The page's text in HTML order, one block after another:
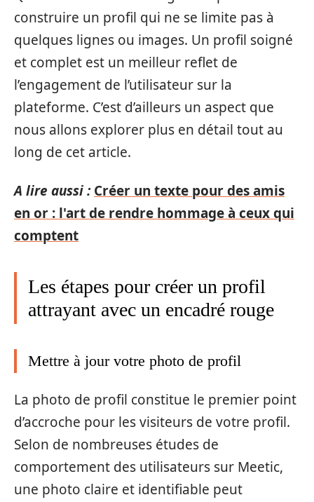
construire un profil qui ne se limite pas à
quelques lignes ou images. Un profil soigné
et complet est un meilleur reflet de
l’engagement de l’utilisateur sur la
plateforme. C’est d’ailleurs un aspect que
nous allons explorer plus en détail tout au
long de cet article.
A lire aussi : Créer un texte pour des amis
en or : l'art de rendre hommage à ceux qui
comptent
Les étapes pour créer un profil
attrayant avec un encadré rouge
Mettre à jour votre photo de profil
La photo de profil constitue le premier point
d’accroche pour les visiteurs de votre profil.
Selon de nombreuses études de
comportement des utilisateurs sur Meetic,
une photo claire et identifiable peut